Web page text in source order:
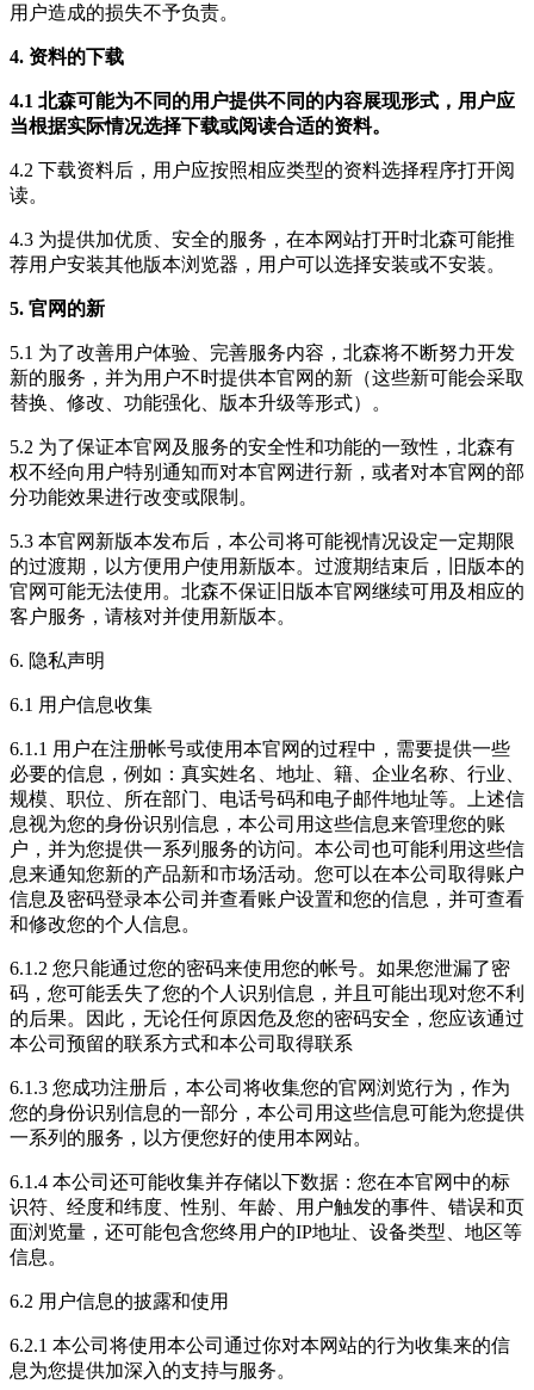
用户造成的损失不予负责。
4. 资料的下载
4.1 北森可能为不同的用户提供不同的内容展现形式，用户应
当根据实际情况选择下载或阅读合适的资料。
4.2 下载资料后，用户应按照相应类型的资料选择程序打开阅
读。
4.3 为提供加优质、安全的服务，在本网站打开时北森可能推
荐用户安装其他版本浏览器，用户可以选择安装或不安装。
5. 官网的新
5.1 为了改善用户体验、完善服务内容，北森将不断努力开发
新的服务，并为用户不时提供本官网的新（这些新可能会采取
替换、修改、功能强化、版本升级等形式）。
5.2 为了保证本官网及服务的安全性和功能的一致性，北森有
权不经向用户特别通知而对本官网进行新，或者对本官网的部
分功能效果进行改变或限制。
5.3 本官网新版本发布后，本公司将可能视情况设定一定期限
的过渡期，以方便用户使用新版本。过渡期结束后，旧版本的
官网可能无法使用。北森不保证旧版本官网继续可用及相应的
客户服务，请核对并使用新版本。
6. 隐私声明
6.1 用户信息收集
6.1.1 用户在注册帐号或使用本官网的过程中，需要提供一些
必要的信息，例如：真实姓名、地址、籍、企业名称、行业、
规模、职位、所在部门、电话号码和电子邮件地址等。上述信
息视为您的身份识别信息，本公司用这些信息来管理您的账
户，并为您提供一系列服务的访问。本公司也可能利用这些信
息来通知您新的产品新和市场活动。您可以在本公司取得账户
信息及密码登录本公司并查看账户设置和您的信息，并可查看
和修改您的个人信息。
6.1.2 您只能通过您的密码来使用您的帐号。如果您泄漏了密
码，您可能丢失了您的个人识别信息，并且可能出现对您不利
的后果。因此，无论任何原因危及您的密码安全，您应该通过
本公司预留的联系方式和本公司取得联系
6.1.3 您成功注册后，本公司将收集您的官网浏览行为，作为
您的身份识别信息的一部分，本公司用这些信息可能为您提供
一系列的服务，以方便您好的使用本网站。
6.1.4 本公司还可能收集并存储以下数据：您在本官网中的标
识符、经度和纬度、性别、年龄、用户触发的事件、错误和页
面浏览量，还可能包含您终用户的IP地址、设备类型、地区等
信息。
6.2 用户信息的披露和使用
6.2.1 本公司将使用本公司通过你对本网站的行为收集来的信
息为您提供加深入的支持与服务。